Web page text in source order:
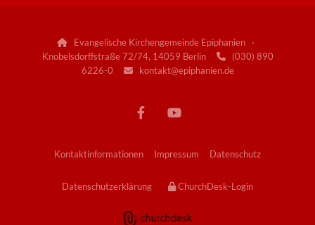
Evangelische Kirchengemeinde Epiphanien ·
Knobelsdorffstraße 72/74, 14059 Berlin
(030) 890
6226-0
kontakt@epiphanien.de
Kontaktinformationen Impressum Datenschutz
Datenschutzerklärung ChurchDesk-Login